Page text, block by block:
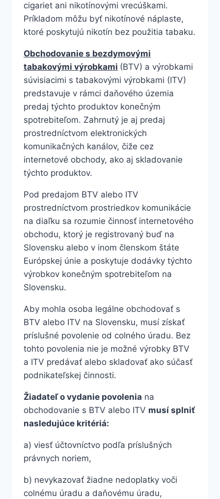
cigariet ani nikotínovými vrecúškami.
Príkladom môžu byť nikotínové náplaste,
ktoré poskytujú nikotín bez použitia tabaku.
Obchodovanie s bezdymovými
tabakovými výrobkami (BTV) a výrobkami
súvisiacimi s tabakovými výrobkami (ITV)
predstavuje v rámci daňového územia
predaj týchto produktov konečným
spotrebiteľom. Zahrnutý je aj predaj
prostredníctvom elektronických
komunikačných kanálov, čiže cez
internetové obchody, ako aj skladovanie
týchto produktov.
Pod predajom BTV alebo ITV
prostredníctvom prostriedkov komunikácie
na diaľku sa rozumie činnosť internetového
obchodu, ktorý je registrovaný buď na
Slovensku alebo v inom členskom štáte
Európskej únie a poskytuje dodávky týchto
výrobkov konečným spotrebiteľom na
Slovensku.
Aby mohla osoba legálne obchodovať s
BTV alebo ITV na Slovensku, musí získať
príslušné povolenie od colného úradu. Bez
tohto povolenia nie je možné výrobky BTV
a ITV predávať alebo skladovať ako súčasť
podnikateľskej činnosti.
Žiadateľ o vydanie povolenia na
obchodovanie s BTV alebo ITV musí splniť
nasledujúce kritériá:
a) viesť účtovníctvo podľa príslušných
právnych noriem,
b) nevykazovať žiadne nedoplatky voči
colnému úradu a daňovému úradu,